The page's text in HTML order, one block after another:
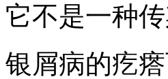
它不是一种
银屑病的疙